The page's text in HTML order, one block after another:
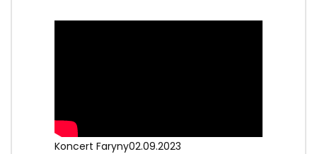
Koncert Faryny02.09.2023